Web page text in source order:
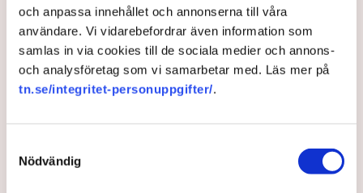
och anpassa innehållet och annonserna till våra
användare. Vi vidarebefordrar även information som
samlas in via cookies till de sociala medier och annons-
och analysföretag som vi samarbetar med. Läs mer på
tn.se/integritet-personuppgifter/.
Nödvändig
det är en samlad bedömning som vi gör”, säger Riksrevisionens
Kristina Lovén Seldén. Bild: Riksrevisionen
Riksrevisionen kommer sannolikt också att titta på
finansieringsmodellen.
går till det som de är avsedda för.
Även om Samhall har varit i blickfånget de senaste åren är
frågan om hur effektivt bolaget fungerar långt ifrån ny.